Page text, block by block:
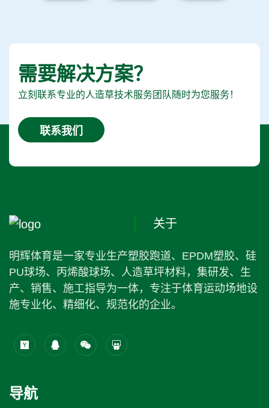
需要解决方案？
立刻联系专业的人造草技术服务团队随时为您服务！
联系我们
关于
明辉体育是一家专业生产塑胶跑道、EPDM塑胶、硅
PU球场、丙烯酸球场、人造草坪材料，集研发、生
产、销售、施工指导为一体，专注于体育运动场地设
施专业化、精细化、规范化的企业。
导航